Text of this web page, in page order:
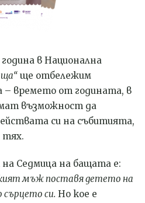
в Национална
ще отбележим
времето от годината, в
възможност да
си на събитията,
тях.
на Седмица на бащата е:
мъж поставя детето на
си. Но кое е